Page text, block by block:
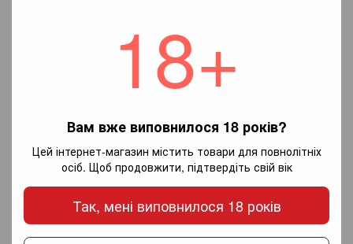
18+
Вам вже виповнилося 18 років?
Цей інтернет-магазин містить товари для повнолітніх
осіб. Щоб продовжити, підтвердіть свій вік
Так, мені виповнилося 18 років
Ігристе біле сухе вино